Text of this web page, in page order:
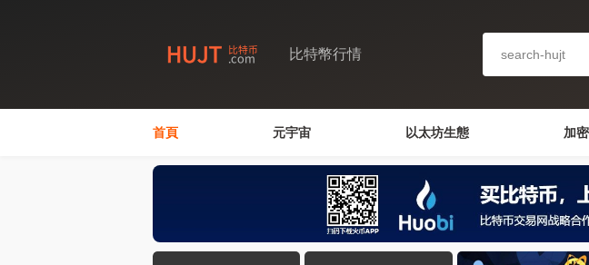
比特幣行情
首頁 元宇宙 以太坊生態 加密